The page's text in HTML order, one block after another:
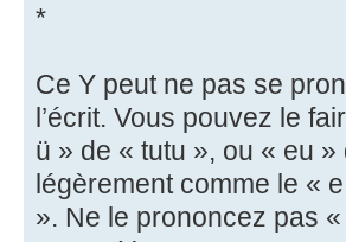
*
Ce Y peut ne pas se
l’écrit. Vous pouvez le
ü » de « tutu », ou « eu
légèrement comme le «
». Ne le prononcez pas